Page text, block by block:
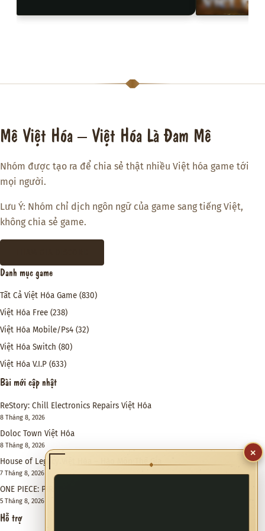
Mê Việt Hóa – Việt Hóa Là Đam Mê
Nhóm được tạo ra để chia sẻ thật nhiều Việt hóa game tới
mọi người.
Lưu Ý: Nhóm chỉ dịch ngôn ngữ của game sang tiếng Việt,
không chia sẻ game.
Danh mục game
Tất Cả Việt Hóa Game (830)
Việt Hóa Free (238)
Việt Hóa Mobile/Ps4 (32)
Việt Hóa Switch (80)
Việt Hóa V.I.P (633)
Bài mới cập nhật
ReStory: Chill Electronics Repairs Việt Hóa
8 Tháng 8, 2026
Doloc Town Việt Hóa
8 Tháng 8, 2026
House of Legacy Việt Hóa – Hào Môn Thế Gia
7 Tháng 8, 2026
ONE PIECE: PIRATE WARRIORS 4 Việt Hóa
5 Tháng 8, 2026
Hỗ trợ
×
◆